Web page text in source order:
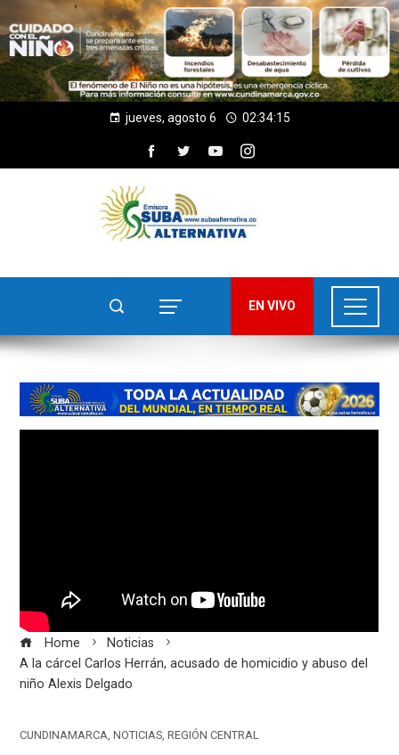
jueves, agosto 6 02:34:17
EN VIVO
Home
Noticias
A la cárcel Carlos Herrán, acusado de homicidio y abuso del
niño Alexis Delgado
CUNDINAMARCA,NOTICIAS,REGIÓN CENTRAL